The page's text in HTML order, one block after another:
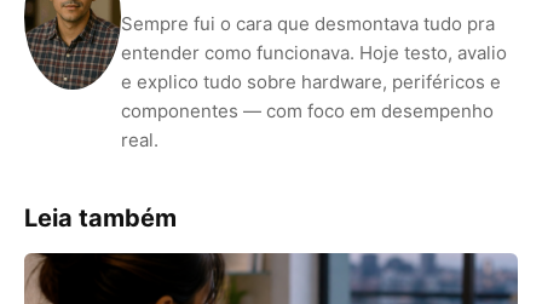
Sempre fui o cara que desmontava tudo pra
entender como funcionava. Hoje testo, avalio
e explico tudo sobre hardware, periféricos e
componentes — com foco em desempenho
real.
Leia também